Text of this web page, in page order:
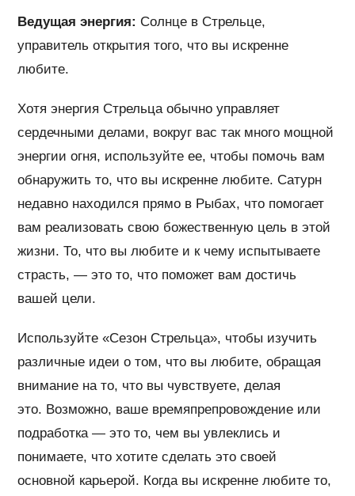
Ведущая энергия: Солнце в Стрельце,
управитель открытия того, что вы искренне
любите.
Хотя энергия Стрельца обычно управляет
сердечными делами, вокруг вас так много мощной
энергии огня, используйте ее, чтобы помочь вам
обнаружить то, что вы искренне любите. Сатурн
недавно находился прямо в Рыбах, что помогает
вам реализовать свою божественную цель в этой
жизни. То, что вы любите и к чему испытываете
страсть, — это то, что поможет вам достичь
вашей цели.
Используйте «Сезон Стрельца», чтобы изучить
различные идеи о том, что вы любите, обращая
внимание на то, что вы чувствуете, делая
это. Возможно, ваше времяпрепровождение или
подработка — это то, чем вы увлеклись и
понимаете, что хотите сделать это своей
основной карьерой. Когда вы искренне любите то,